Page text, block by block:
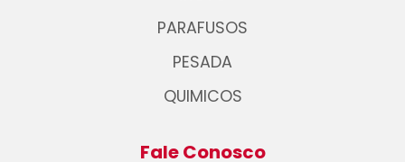
PARAFUSOS
PESADA
QUIMICOS
Fale Conosco